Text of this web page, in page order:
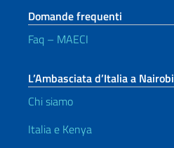
Domande frequenti
Faq – MAECI
L’Ambasciata d’Italia a Nairobi
Chi siamo
Italia e Kenya